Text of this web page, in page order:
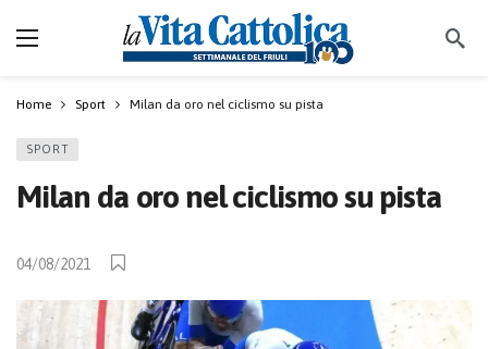
Home Sport Milan da oro nel ciclismo su pista
SPORT
Milan da oro nel ciclismo su pista
04/08/2021